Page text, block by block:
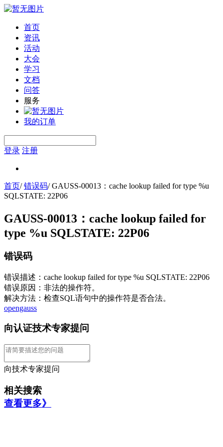
首页
资讯
活动
大会
学习
文档
问答
服务
我的订单
登录 注册
首页/错误码/GAUSS-00013：cache lookup failed for type %u
SQLSTATE: 22P06
GAUSS-00013：cache lookup failed for
type %u SQLSTATE: 22P06
错误码
错误描述：cache lookup failed for type %u SQLSTATE: 22P06
错误原因：非法的操作符。
解决方法：检查SQL语句中的操作符是否合法。
opengauss
向认证技术专家提问
向技术专家提问
相关搜索
查看更多》